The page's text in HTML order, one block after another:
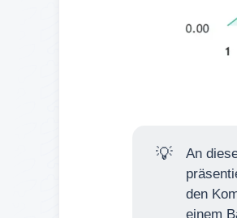
💡
An
den
einem